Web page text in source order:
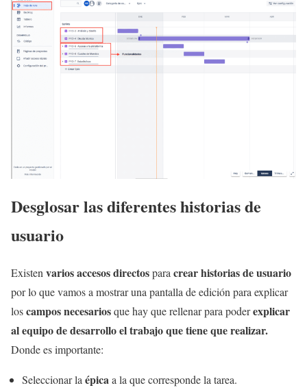
Desglosar las diferentes historias de
usuario
Existen varios accesos directospara crear historias de usuario
por lo que vamos a mostrar una pantalla de edición para explicar
loscampos necesariosque hay que rellenar para poderexplicar
al equipo de desarrollo el trabajo que tiene que realizar.
Donde es importante:
Seleccionar la épicaa la que corresponde la tarea.